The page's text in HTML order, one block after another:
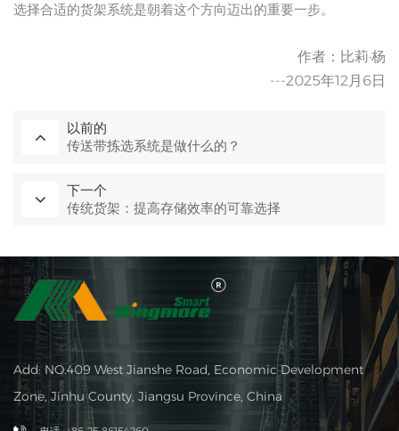
选择合适的货架系统是朝着这个方向迈出的重要一步。
作者：比莉·杨
---2025年12月6日
以前的
传送带拣选系统是做什么的？
下一个
传统货架：提高存储效率的可靠选择
Add: NO.409 West Jianshe Road, Economic Development
Zone, Jinhu County, Jiangsu Province, China